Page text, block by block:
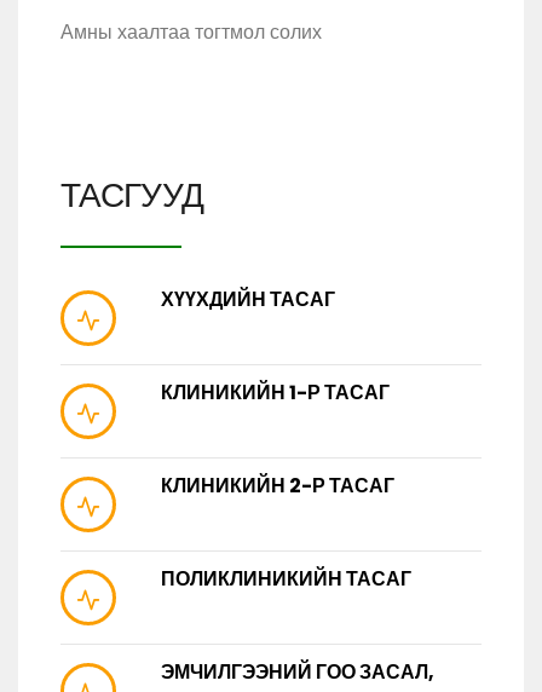
Амны хаалтаа тогтмол солих
ТАСГУУД
ХҮҮХДИЙН ТАСАГ
КЛИНИКИЙН 1-Р ТАСАГ
КЛИНИКИЙН 2-Р ТАСАГ
ПОЛИКЛИНИКИЙН ТАСАГ
ЭМЧИЛГЭЭНИЙ ГОО ЗАСАЛ,